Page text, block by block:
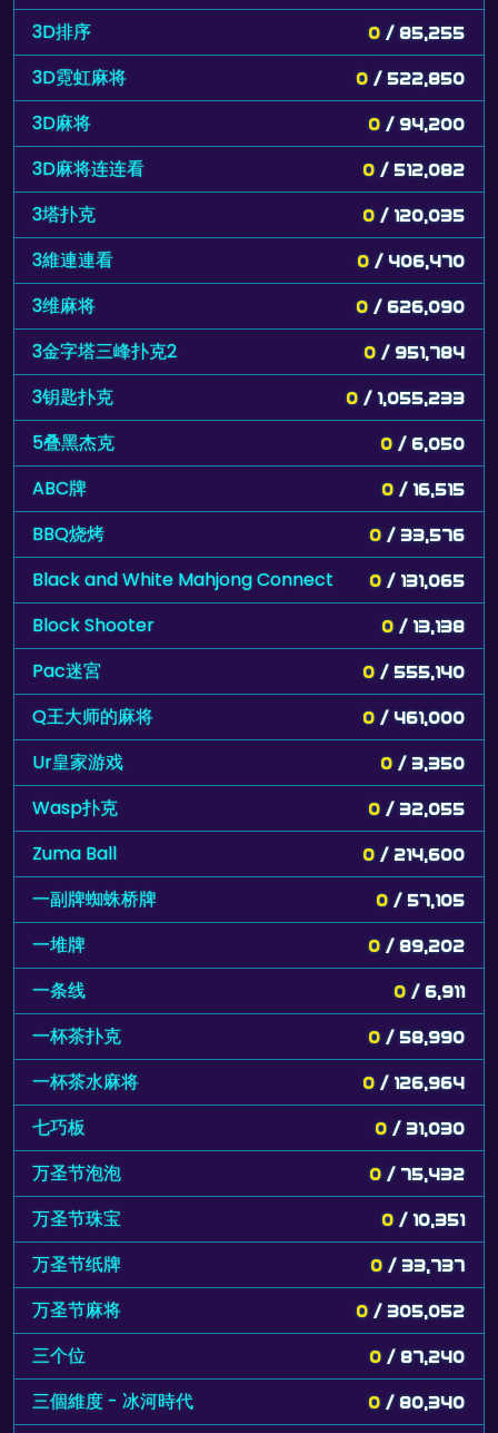
3D排序 0 / 85,255
3D霓虹麻将 0 / 522,850
3D麻将 0 / 94,200
3D麻将连连看 0 / 512,082
3塔扑克 0 / 120,035
3維連連看 0 / 406,470
3维麻将 0 / 626,090
3金字塔三峰扑克2 0 / 951,784
3钥匙扑克 0 / 1,055,233
5叠黑杰克 0 / 6,050
ABC牌 0 / 16,515
BBQ烧烤 0 / 33,576
Black and White Mahjong Connect 0 / 131,065
Block Shooter 0 / 13,138
Pac迷宮 0 / 555,140
Q王大师的麻将 0 / 461,000
Ur皇家游戏 0 / 3,350
Wasp扑克 0 / 32,055
Zuma Ball 0 / 214,600
一副牌蜘蛛桥牌 0 / 57,105
一堆牌 0 / 89,202
一条线 0 / 6,911
一杯茶扑克 0 / 58,990
一杯茶水麻将 0 / 126,964
七巧板 0 / 31,030
万圣节泡泡 0 / 75,432
万圣节珠宝 0 / 10,351
万圣节纸牌 0 / 33,737
万圣节麻将 0 / 305,052
三个位 0 / 87,240
三個維度 - 冰河時代 0 / 80,340